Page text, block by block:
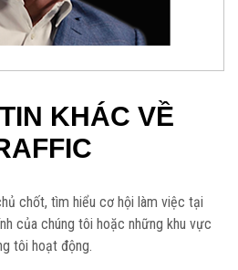
KHÁC VỀ
chốt, tìm hiểu cơ hội làm việc tại
của chúng tôi hoặc những khu vực
tôi hoạt động.